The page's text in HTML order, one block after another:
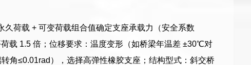
荷载 + 可变荷载组合值确定支座承载力（安全系数
载 1.5 倍；位移要求：温度变形（如桥梁年温差 ±30℃对
角≤0.01rad），选择高弹性橡胶支座；结构型式：斜交桥